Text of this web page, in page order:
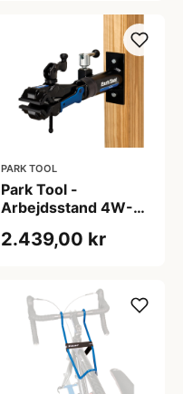
PARK TOOL
Park Tool -
Arbejdsstand 4W-2
Deluxe
2.439,00 kr